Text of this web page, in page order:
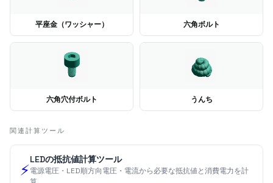
平座金（ワッシャー） 六角ボルト
六角穴付ボルト うんち
関連計算ツール
⚡
LEDの抵抗値計算ツール
電源電圧・LED順方向電圧・電流から必要な抵抗値と消費電力を計